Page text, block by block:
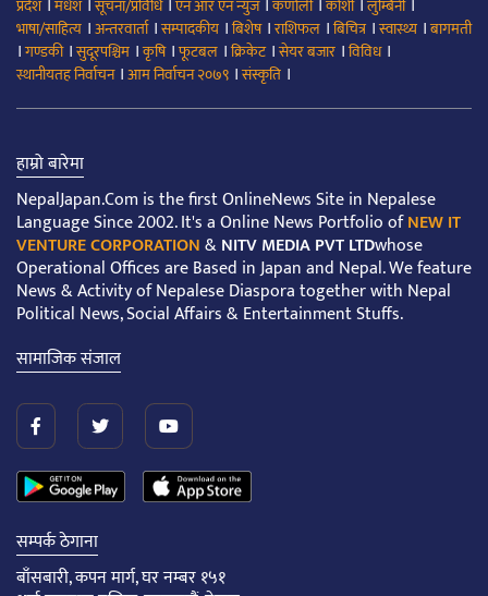
प्रदेश मधेश सूचना/प्रविधि एन आर एन न्युज कर्णाली कोशी लुम्बिनी
भाषा/साहित्य ।अन्तरवार्ता।सम्पादकीय ।बिशेष।राशिफल ।बिचित्र।स्वास्थ्य ।बागमती
।गण्डकी।सुदूरपश्चिम ।कृषि।फूटबल ।क्रिकेट।सेयर बजार ।विविध।
स्थानीयतह निर्वाचन।आम निर्वाचन २०७९ ।संस्कृति ।
हाम्रो बारेमा
NepalJapan.Com is the first OnlineNews Site in Nepalese
Language Since 2002. It's a Online News Portfolio ofNEW IT
VENTURE CORPORATION&NITV MEDIA PVT LTDwhose
Operational Offices are Based in Japan and Nepal. We feature
News & Activity of Nepalese Diaspora together with Nepal
Political News, Social Affairs & Entertainment Stuffs.
सामाजिक संजाल
सम्पर्क ठेगाना
बाँसबारी, कपन मार्ग, घर नम्बर १५१